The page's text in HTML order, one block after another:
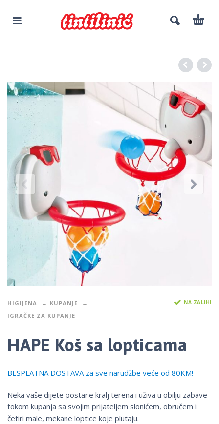
HIGIJENA
KUPANJE
IGRAČKE ZA KUPANJE
NA ZALIHI
HAPE Koš sa lopticama
BESPLATNA DOSTAVA za sve narudžbe veće od 80KM!
Neka vaše dijete postane kralj terena i uživa u obilju zabave
tokom kupanja sa svojim prijateljem slonićem, obručem i
četiri male, mekane loptice koje plutaju.